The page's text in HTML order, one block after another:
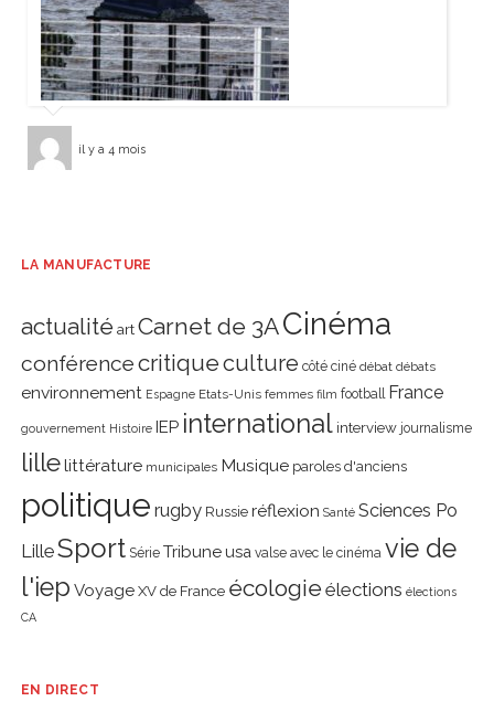
il y a 4 mois
LA MANUFACTURE
actualité art Carnet de 3ACinéma
conférencecritiqueculture côté ciné débat débats
environnement Espagne Etats-Unis femmes film football France
gouvernement Histoire IEP international interview journalisme
lillelittérature municipales Musique paroles d'anciens
politique rugby Russie réflexion Santé Sciences Po
LilleSport Série Tribune usa valse avec le cinéma vie de
l'iep Voyage XV de France écologie élections élections
CA
EN DIRECT